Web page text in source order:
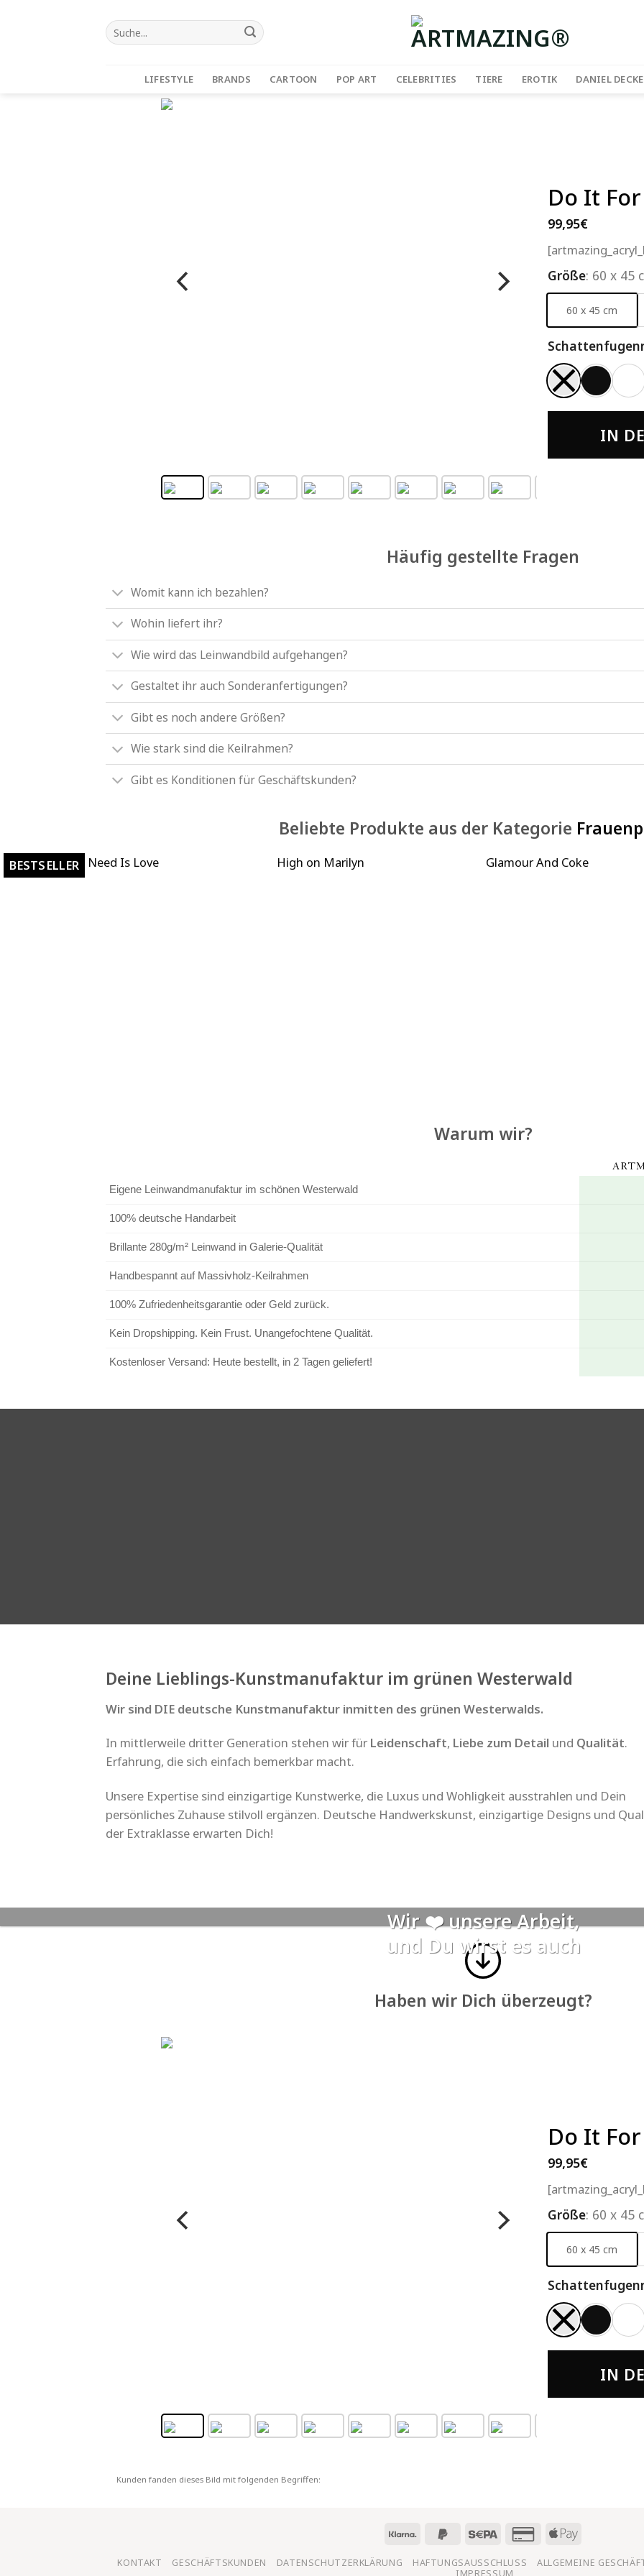
Suche...
LIFESTYLE BRANDS CARTOON POP ART CELEBRITIES TIERE EROTIK DANIEL
Do It
99,95€
Größe: 60 x 45
60 x 45 cm
IN
Häufig gestellte Fragen
Womit kann ich bezahlen?
Wohin liefert ihr?
Wie wird das Leinwandbild aufgehangen?
Gestaltet ihr auch Sonderanfertigungen?
Gibt es noch andere Größen?
Wie stark sind die Keilrahmen?
Gibt es Konditionen für Geschäftskunden?
Beliebte Produkte aus der Kategorie
All You Need Is Love
BESTSELLER High on Marilyn Glamour And Coke
Warum wir?
Eigene Leinwandmanufaktur im schönen Westerwald
100% deutsche Handarbeit
Brillante 280g/m² Leinwand in Galerie-Qualität
Handbespannt auf Massivholz-Keilrahmen
100% Zufriedenheitsgarantie oder Geld zurück.
Kein Dropshipping. Kein Frust. Unangefochtene Qualität.
Kostenloser Versand: Heute bestellt, in 2 Tagen geliefert!
Deine Lieblings-Kunstmanufaktur im grünen Westerwald
Wir sind DIE deutsche Kunstmanufaktur inmitten des grünen Westerwalds.
In mittlerweile dritter Generation stehen wir für Leidenschaft, Liebe zum Detail und Qualität.
Erfahrung, die sich einfach bemerkbar macht.
Unsere Expertise sind einzigartige Kunstwerke, die Luxus und Wohligkeit ausstrahlen und Dein
persönliches Zuhause stilvoll ergänzen. Deutsche Handwerkskunst, einzigartige Designs und
der Extraklasse erwarten Dich!
Wir ❤️ unsere Arbeit,
und Du wirst es auch
Haben wir Dich überzeugt?
Do It
99,95€
Größe: 60 x 45
60 x 45 cm
IN
Kunden fanden dieses Bild mit folgenden Begriffen:
KONTAKT GESCHÄFTSKUNDEN DATENSCHUTZERKLÄRUNG HAFTUNGSAUSSCHLUSS
ALLGEMEINE